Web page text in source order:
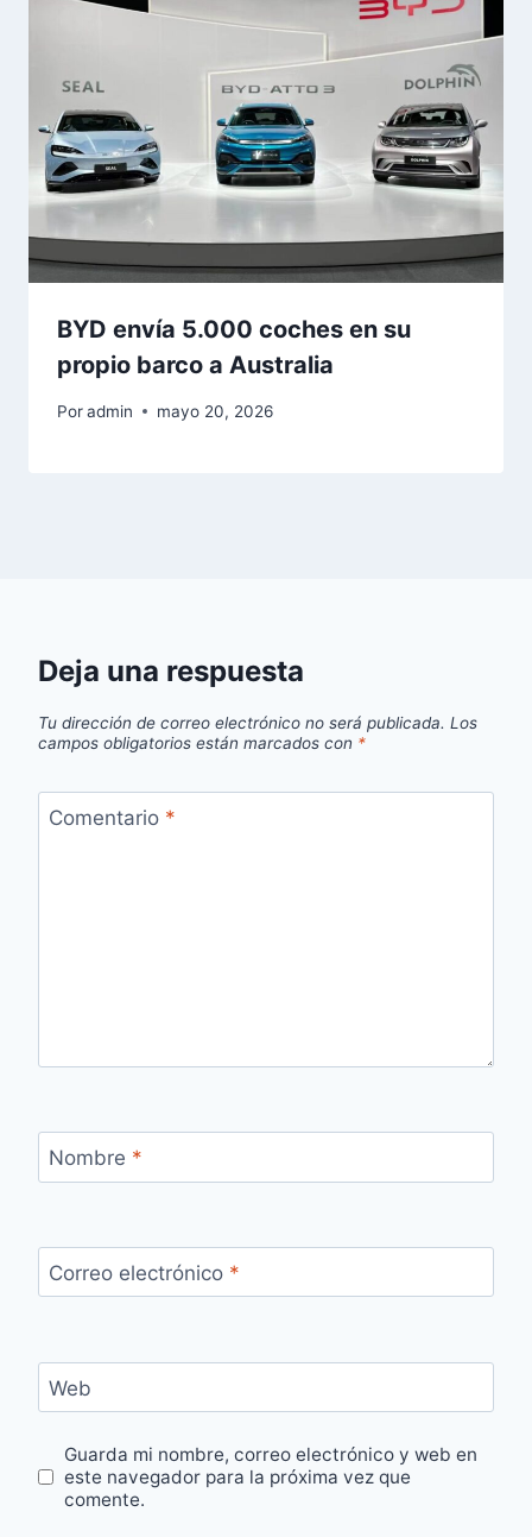
BYD envía 5.000 coches en su
propio barco a Australia
Poradmin mayo 20, 2026
Deja una respuesta
Tu dirección de correo electrónico no será publicada. Los
campos obligatorios están marcados con *
Comentario *
Nombre *
Correo electrónico *
Web
Guarda mi nombre, correo electrónico y web en
este navegador para la próxima vez que
comente.